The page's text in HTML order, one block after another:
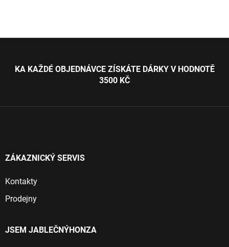
KA KAŽDÉ OBJEDNÁVCE ZÍSKÁTE DÁRKY V HODNOTĚ
3500 KČ
ZÁKAZNICKÝ SERVIS
Kontakty
Prodejny
JSEM JABLEČNÝHONZA